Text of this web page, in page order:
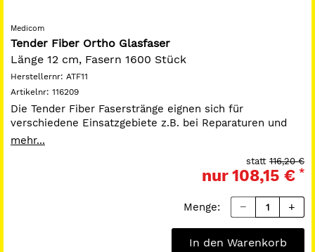
Medicom
Tender Fiber Ortho Glasfaser
Länge 12 cm, Fasern 1600 Stück
Herstellernr: ATF11
Artikelnr: 116209
Die Tender Fiber Faserstränge eignen sich für
verschiedene Einsatzgebiete z.B. bei Reparaturen und
Übergangsversorgungen. Daneben eignen sich die Tender
Metall-Allergien), für einfache, stabile und vor allem
ästhetisch befriedigende Schienungen oder auch KFO-
Kunststoffprothesen ist neben der Verstärkung von
Provisorien (Fasergerüst) ein wichtiges Einsatzgebiet.Sie
Immediatversorgung bei Zahnverlust durch Trauma oder
mehr...
116,20 €
statt
nur108,15 € *
Menge:
In den Warenkorb